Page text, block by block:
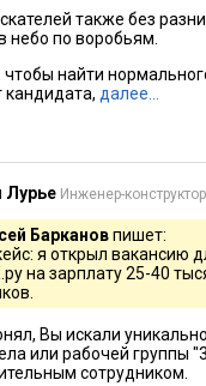
на
Антон Максименко
на подходящего под
неподходящих.
способы, сколько
call-центра с
заменили их
на нужные
который
также без
небо по воробьям.
найти
кандидата, далее…
Лурье Инженер-
Баркановпишет:
я открыл вакансию
на зарплату 25-40
Вы искали
или рабочей группы
сотрудником.